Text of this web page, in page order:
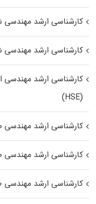
کارشناسی ارشد
کارشناسی ارشد مهندسی
کارشناسی ارشد
(HSE)
کارشناسی ارشد مهندسی
کارشناسی ارشد
کارشناسی ارشد